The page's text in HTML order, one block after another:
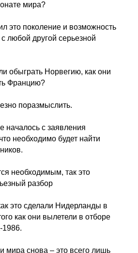
мира?
это поколение и возможность
любой другой серьезной
обыграть Норвегию, как они
Францию?
поразмыслить.
началось с заявления
необходимо будет найти
необходимым, так это
разбор
это сделали Нидерланды в
как они вылетели в отборе
1986.
мира снова – это всего лишь